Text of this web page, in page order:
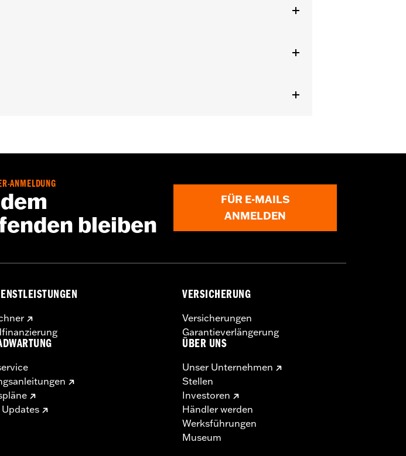
ANMELDUNG
bleiben
FÜR E-MAILS
ANMELDEN
VERSICHERUNG
Versicherungen
Garantieverlängerung
ÜBER UNS
Unser Unternehmen
Stellen
Investoren
Händler werden
Werksführungen
Museum